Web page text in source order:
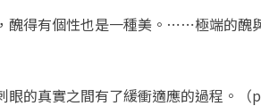
醜得有個性也是一種美。⋯⋯極端的
的真實之間有了緩衝適應的過程。（